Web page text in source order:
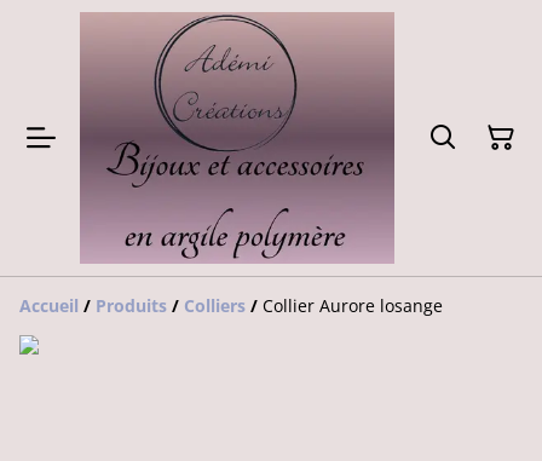
Accueil / Produits / Colliers / Collier Aurore losange